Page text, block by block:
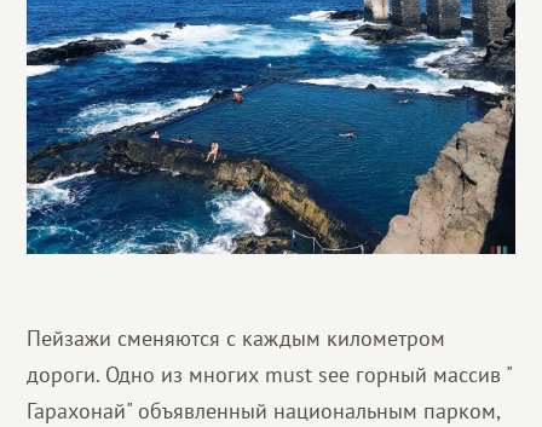
Пейзажи сменяются с каждым километром
дороги. Одно из многих must see горный массив "
Гарахонай" объявленный национальным парком,